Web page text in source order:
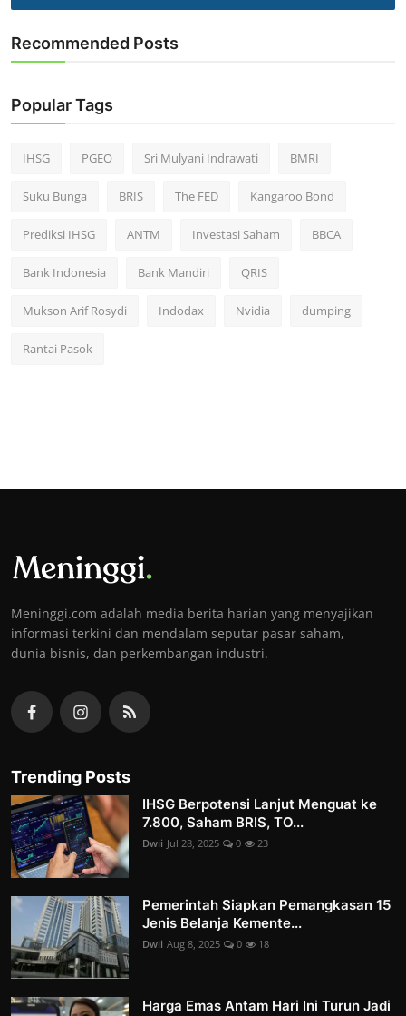
Recommended Posts
Popular Tags
IHSG PGEO Sri Mulyani Indrawati BMRI
Suku Bunga BRIS The FED Kangaroo Bond
Prediksi IHSG ANTM Investasi Saham BBCA
Bank Indonesia Bank Mandiri QRIS
Mukson Arif Rosydi Indodax Nvidia dumping
Rantai Pasok
Meninggi.com adalah media berita harian yang menyajikan
informasi terkini dan mendalam seputar pasar saham,
dunia bisnis, dan perkembangan industri.
Trending Posts
IHSG Berpotensi Lanjut Menguat ke
7.800, Saham BRIS, TO...
Dwii Jul 28, 2025 0 23
Pemerintah Siapkan Pemangkasan 15
Jenis Belanja Kemente...
Dwii Aug 8, 2025 0 18
Harga Emas Antam Hari Ini Turun Jadi